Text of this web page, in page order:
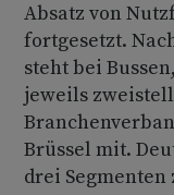
Absatz von
fortgesetzt.
steht bei
jeweils
Brüssel mit.
drei Segmenten